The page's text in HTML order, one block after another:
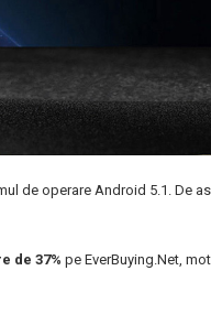
de operare Android 5.1. De
de 37% pe EverBuying.Net,